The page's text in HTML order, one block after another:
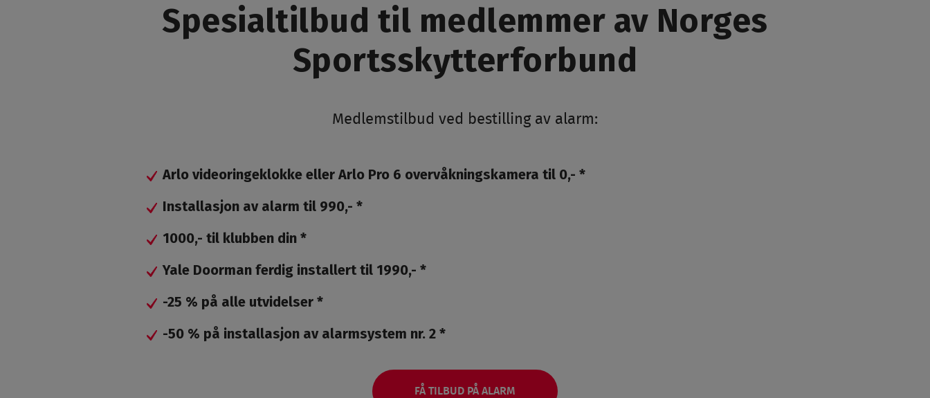
Spesial­tilbud til medlemmer av Norges
Sportsskytterforbund
Medlemstilbud ved bestilling av alarm:
Arlo videoringeklokke eller Arlo Pro 6 overvåkningskamera til 0,- *
Installasjon av alarm til 990,- *
1000,- til klubben din *
Yale Doorman ferdig installert til 1990,- *
-25 % på alle utvidelser *
-50 % på installasjon av alarmsystem nr. 2 *
FÅ TILBUD PÅ ALARM